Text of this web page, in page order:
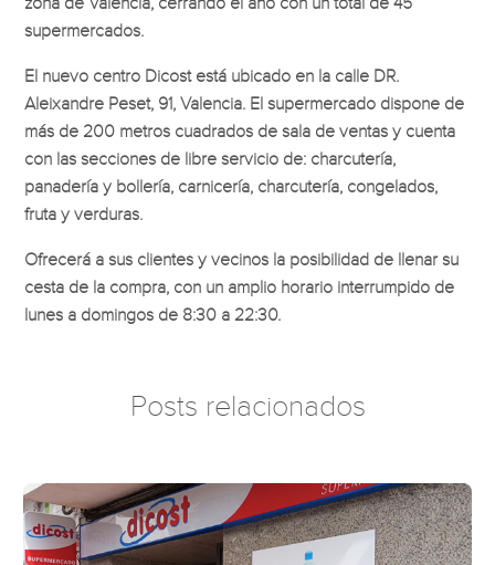
supermercados.
El nuevo centro Dicost está ubicado en la calle DR.
Aleixandre Peset, 91, Valencia. El supermercado dispone de
más de 200 metros cuadrados de sala de ventas y cuenta
con las secciones de libre servicio de: charcutería,
panadería y bollería, carnicería, charcutería, congelados,
fruta y verduras.
Ofrecerá a sus clientes y vecinos la posibilidad de llenar su
cesta de la compra, con un amplio horario interrumpido de
lunes a domingos de 8:30 a 22:30.
Posts relacionados